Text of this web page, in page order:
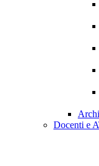
Docenti e